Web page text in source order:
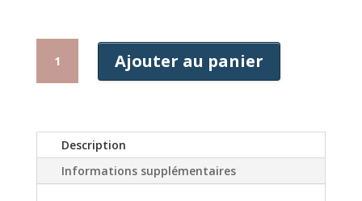
QUANTITÉ
AFFICHE
MER
Ajouter au panier
Description
Informations supplémentaires